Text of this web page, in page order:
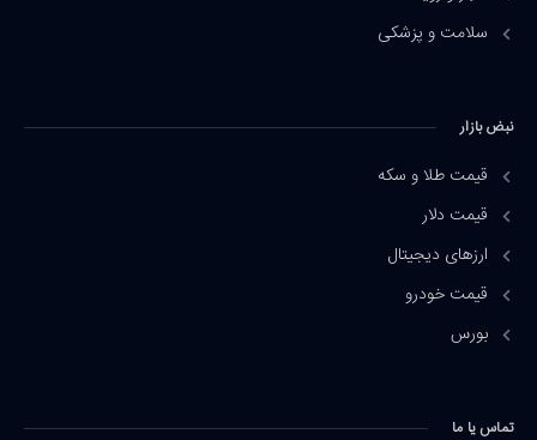
سلامت و پزشکی
نبض بازار
قیمت طلا و سکه
قیمت دلار
ارزهای دیجیتال
قیمت خودرو
بورس
تماس یا ما